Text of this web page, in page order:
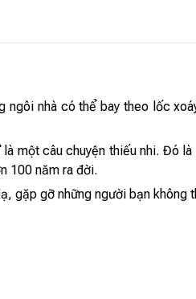
ngôi nhà có thể bay theo lốc
là một câu chuyện thiếu nhi. Đó
100 năm ra đời.
gặp gỡ những người bạn không